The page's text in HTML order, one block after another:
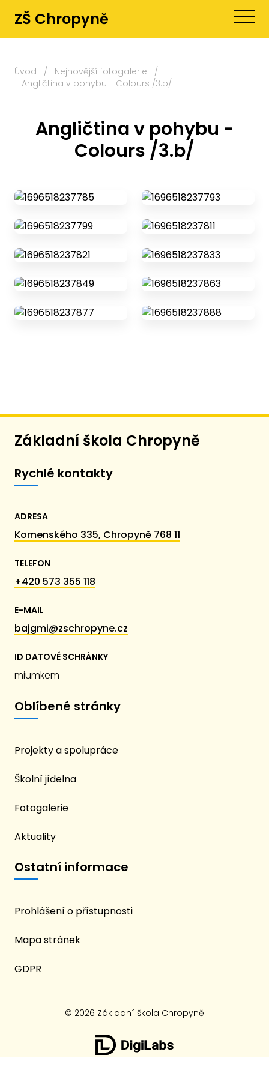
ZŠ Chropyně
Úvod / Nejnovější fotogalerie
/
Angličtina v pohybu - Colours /3.b/
Angličtina v pohybu -
Colours /3.b/
Základní škola Chropyně
Rychlé kontakty
ADRESA
Komenského 335, Chropyně 768 11
TELEFON
+420 573 355 118
E-MAIL
bajgmi@zschropyne.cz
ID DATOVÉ SCHRÁNKY
miumkem
Oblíbené stránky
Projekty a spolupráce
Školní jídelna
Fotogalerie
Aktuality
Ostatní informace
Prohlášení o přístupnosti
Mapa stránek
GDPR
© 2026 Základní škola Chropyně